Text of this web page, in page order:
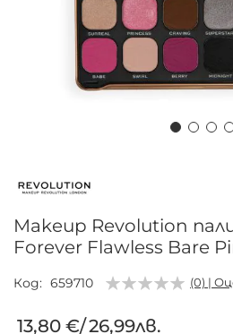
началото
галерия
със
снимки
Makeup Revolution
Forever Flawless Bare
Код 659710 (0) |
13,80 €/26,99лв.